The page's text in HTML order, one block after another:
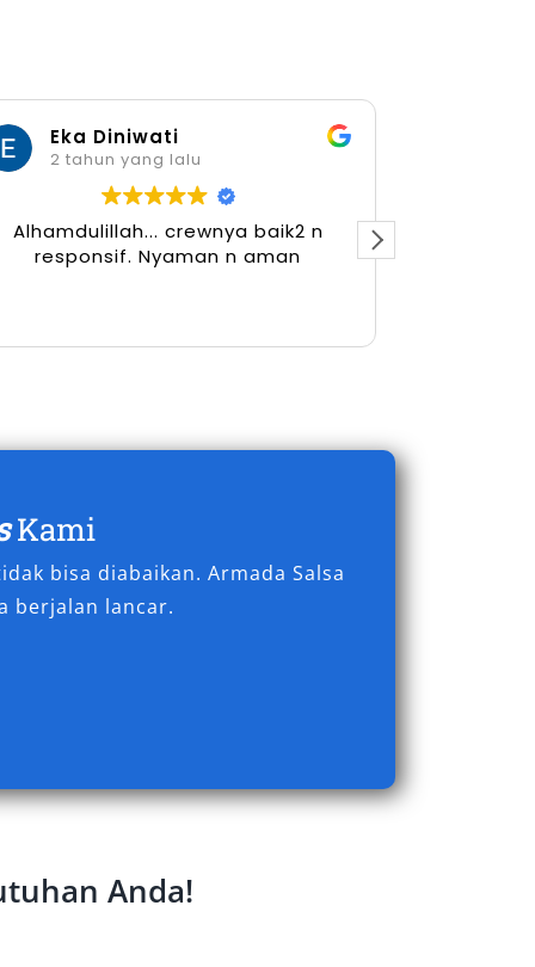
Eka Diniwati
2 tahun yang lalu
Alhamdulillah... crewnya baik2 n
responsif. Nyaman n aman
Kami
bisa diabaikan. Armada Salsa
berjalan lancar.
Anda!